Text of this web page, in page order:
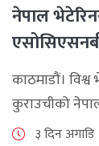
नेपाल
समझदारी
काठमाडौं।
कुराउचीको
एसोसिएसनले
३ दिन अगाडि